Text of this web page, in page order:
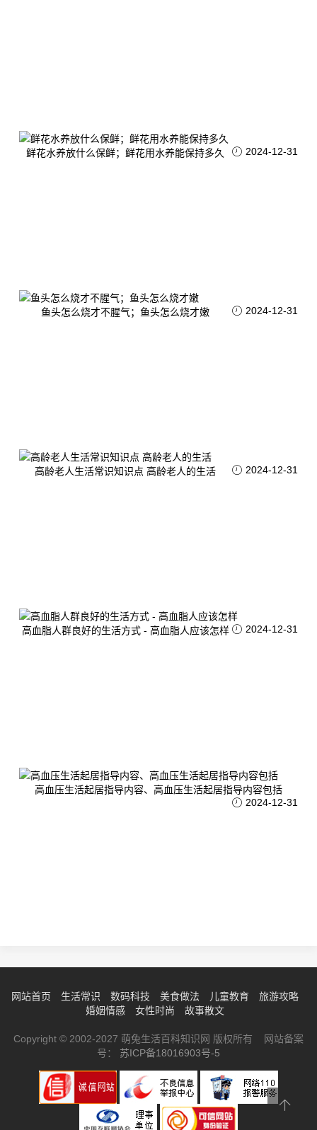
鲜花水养放什么保鲜；鲜花用水养能保持多久 2024-12-31
鱼头怎么烧才不腥气；鱼头怎么烧才嫩 2024-12-31
高龄老人生活常识知识点 高龄老人的生活 2024-12-31
高血脂人群良好的生活方式 - 高血脂人应该怎样 2024-12-31
高血压生活起居指导内容、高血压生活起居指导内容包括
2024-12-31
网站首页 生活常识 数码科技 美食做法 儿童教育
旅游攻略
婚姻情感
女性时尚 故事散文
Copyright © 2002-2027 萌兔生活百科知识网 版权所有 网站备案
号： 苏ICP备18016903号-5